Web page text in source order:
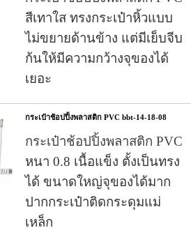
สีเทาใส ทรงกระเป๋าหิ้วแบบ
ไม่ขยายด้านข้าง แต่มีเย็บจีบ
ก้นให้มีความกว้างจุของได้
เยอะ
กระเป๋าช้อปปิ้งพลาสติก PVC bbt-14-18-08
กระเป๋าช้อปปิ้งพลาสติก PVC
หนา 0.8 เนื้อแข็ง ตั้งเป็นทรง
ได้ ขนาดใหญ่จุของได้มาก
ปากกระเป๋าติดกระดุมแม่
เหล็ก